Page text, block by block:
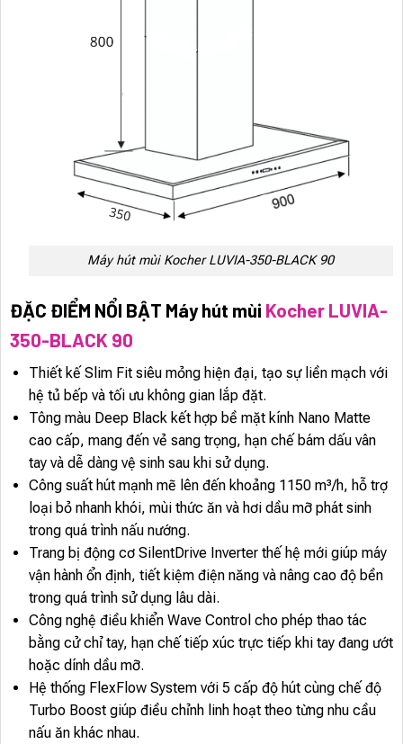
Máy hút mùi Kocher LUVIA-350-BLACK 90
ĐẶC ĐIỂM NỔI BẬT Máy hút mùi Kocher LUVIA-
350-BLACK 90
Thiết kế Slim Fit siêu mỏng hiện đại, tạo sự liền mạch với
hệ tủ bếp và tối ưu không gian lắp đặt.
Tông màu Deep Black kết hợp bề mặt kính Nano Matte
cao cấp, mang đến vẻ sang trọng, hạn chế bám dấu vân
tay và dễ dàng vệ sinh sau khi sử dụng.
Công suất hút mạnh mẽ lên đến khoảng 1150 m³/h, hỗ trợ
loại bỏ nhanh khói, mùi thức ăn và hơi dầu mỡ phát sinh
trong quá trình nấu nướng.
Trang bị động cơ SilentDrive Inverter thế hệ mới giúp máy
vận hành ổn định, tiết kiệm điện năng và nâng cao độ bền
trong quá trình sử dụng lâu dài.
Công nghệ điều khiển Wave Control cho phép thao tác
bằng cử chỉ tay, hạn chế tiếp xúc trực tiếp khi tay đang ướt
hoặc dính dầu mỡ.
Hệ thống FlexFlow System với 5 cấp độ hút cùng chế độ
Turbo Boost giúp điều chỉnh linh hoạt theo từng nhu cầu
nấu ăn khác nhau.